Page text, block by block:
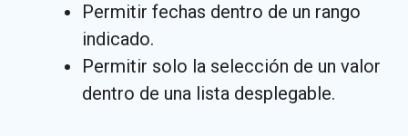
Permitir fechas dentro de un rango
indicado.
Permitir solo la selección de un valor
dentro de una lista desplegable.